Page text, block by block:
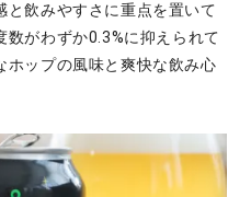
と飲みやすさに重点を置いて
がわずか0.3%に抑えられて
ホップの風味と爽快な飲み心